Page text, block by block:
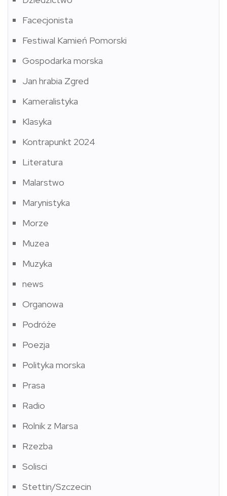
Facecjonista
Festiwal Kamień Pomorski
Gospodarka morska
Jan hrabia Zgred
Kameralistyka
Klasyka
Kontrapunkt 2024
Literatura
Malarstwo
Marynistyka
Morze
Muzea
Muzyka
news
Organowa
Podróże
Poezja
Polityka morska
Prasa
Radio
Rolnik z Marsa
Rzezba
Solisci
Stettin/Szczecin